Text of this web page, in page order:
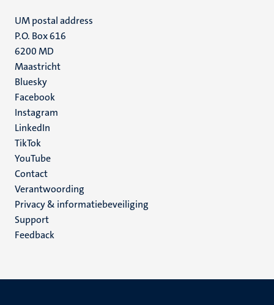
UM postal address
P.O. Box 616
6200 MD
Maastricht
Social
media
Bluesky
Facebook
Instagram
LinkedIn
TikTok
YouTube
Menu
footer
(NL)
Contact
Verantwoording
Privacy & informatiebeveiliging
Support
Feedback